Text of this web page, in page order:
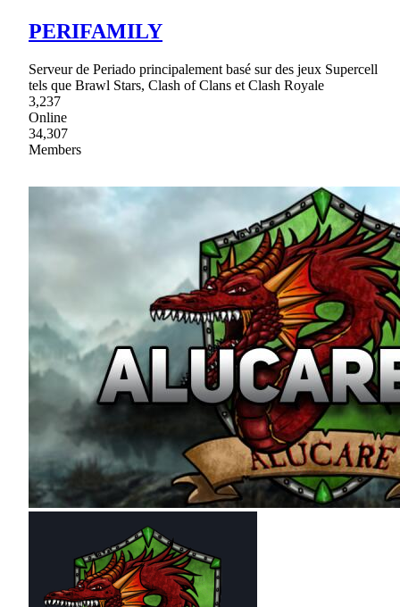
PERIFAMILY
Serveur de Periado principalement basé sur des jeux Supercell
tels que Brawl Stars, Clash of Clans et Clash Royale
3,237
Online
34,307
Members